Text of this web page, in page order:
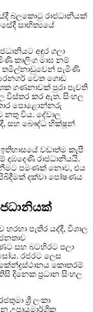
බලකොටු රාජධානියක්
සාහිත්‍යයේ
අඳුර ගලා
කාලිංග මාඝ නම්
පැමිණි
වෙත ගොඩ
ගණනාවක් පුරා පැවති
විස්තර කර ඇත. සිංහල
පොළොන්නරු
විය. දේවාල
සහ බෞද්ධ භික්ෂූන්
වඩාත්ම කැපී
රාජධානියයි.
පමණක් නොව, එය
දක්වා පෝෂණය
හරහා පැතිර යද්දී, විශාල
සහ බටහිරට පලා
රජරට ලෙස
කොතරම්
දිනෙක ප්‍රධාන සිංහල
ශ්‍රී ලංකා
උපායමාර්ගික